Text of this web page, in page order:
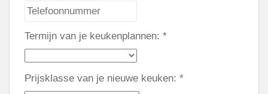
Termijn van je keukenplannen: *
Prijsklasse van je nieuwe keuken: *